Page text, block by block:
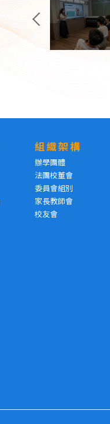
組織架構
辦學團體
法團校董會
委員會組別
家長教師會
校友會